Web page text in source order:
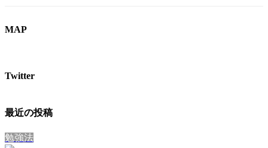
MAP
Twitter
最近の投稿
勉強法